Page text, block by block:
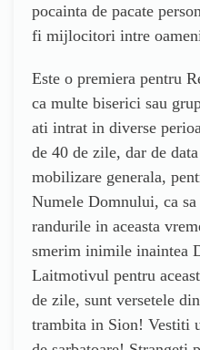
pocainta de pacate
fi mijlocitori intre
Este o premiera pentru
ca multe biserici sau
ati intrat in diverse
de 40 de zile, dar de
mobilizare generala,
Numele Domnului, ca
randurile in aceasta
smerim inimile inaintea
Laitmotivul pentru
de zile, sunt versetele
trambita in Sion! Vestiti